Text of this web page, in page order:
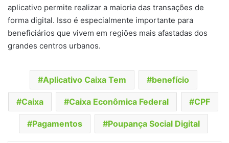
aplicativo permite realizar a maioria das transações de
forma digital. Isso é especialmente importante para
beneficiários que vivem em regiões mais afastadas dos
grandes centros urbanos.
Aplicativo Caixa Tem benefício
Caixa Caixa Econômica Federal CPF
Pagamentos Poupança Social Digital